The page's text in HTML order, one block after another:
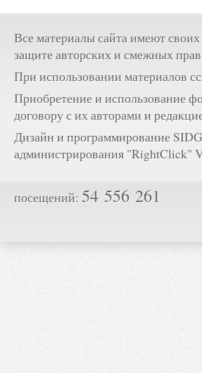
Все материалы сайта имеют
защите авторских и смежных
При использовании материалов
Приобретение и использование
договору с их авторами и
Дизайн и программирование
администрирования "RightClick"
посещений: 54 556 261